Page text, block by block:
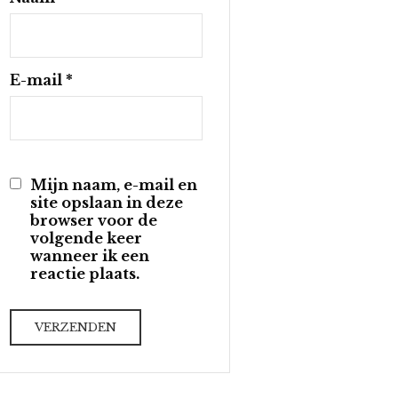
E-mail *
Mijn naam, e-mail en
site opslaan in deze
browser voor de
volgende keer
wanneer ik een
reactie plaats.